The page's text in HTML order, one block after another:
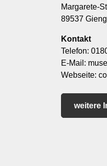
Margarete-
89537
Kontakt
Telefon:
E-Mail:
Webseite:
weitere